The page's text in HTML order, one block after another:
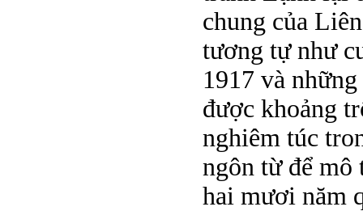
chung của
tương tự như
1917 và
được khoảng
nghiêm túc
ngôn từ để mô
hai mươi năm